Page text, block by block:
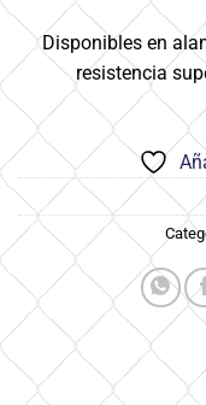
Disponibles en
resistencia